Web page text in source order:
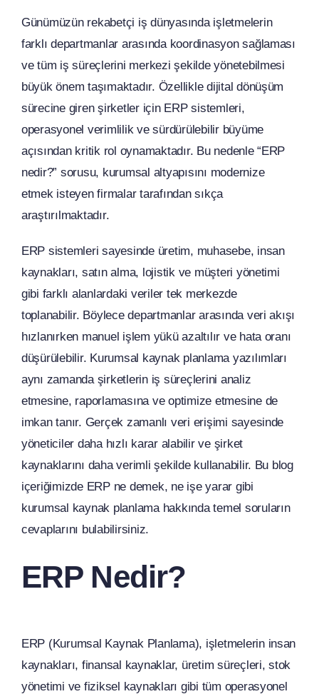
Günümüzün rekabetçi iş dünyasında işletmelerin
farklı departmanlar arasında koordinasyon sağlaması
ve tüm iş süreçlerini merkezi şekilde yönetebilmesi
büyük önem taşımaktadır. Özellikle dijital dönüşüm
sürecine giren şirketler için ERP sistemleri,
operasyonel verimlilik ve sürdürülebilir büyüme
açısından kritik rol oynamaktadır. Bu nedenle “ERP
nedir?” sorusu, kurumsal altyapısını modernize
etmek isteyen firmalar tarafından sıkça
araştırılmaktadır.
ERP sistemleri sayesinde üretim, muhasebe, insan
kaynakları, satın alma, lojistik ve müşteri yönetimi
gibi farklı alanlardaki veriler tek merkezde
toplanabilir. Böylece departmanlar arasında veri akışı
hızlanırken manuel işlem yükü azaltılır ve hata oranı
düşürülebilir. Kurumsal kaynak planlama yazılımları
aynı zamanda şirketlerin iş süreçlerini analiz
etmesine, raporlamasına ve optimize etmesine de
imkan tanır. Gerçek zamanlı veri erişimi sayesinde
yöneticiler daha hızlı karar alabilir ve şirket
kaynaklarını daha verimli şekilde kullanabilir. Bu blog
içeriğimizde ERP ne demek, ne işe yarar gibi
kurumsal kaynak planlama hakkında temel soruların
cevaplarını bulabilirsiniz.
ERP Nedir?
ERP (Kurumsal Kaynak Planlama), işletmelerin insan
kaynakları, finansal kaynaklar, üretim süreçleri, stok
yönetimi ve fiziksel kaynakları gibi tüm operasyonel